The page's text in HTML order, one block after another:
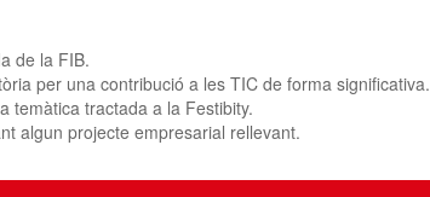
de la FIB.
per una contribució a les TIC de forma significativa.
temàtica tractada a la Festibity.
algun projecte empresarial rellevant.